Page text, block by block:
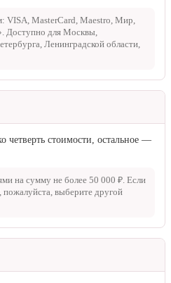
доставке.
получении заказа через терминал.
Доступно для Москвы,
Ленинградской области,